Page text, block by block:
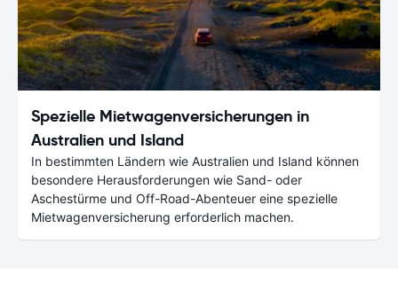
Spezielle Mietwagenversicherungen in
Australien und Island
In bestimmten Ländern wie Australien und Island können
besondere Herausforderungen wie Sand- oder
Aschestürme und Off-Road-Abenteuer eine spezielle
Mietwagenversicherung erforderlich machen.